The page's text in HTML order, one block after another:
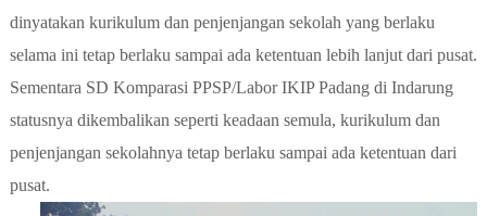
dinyatakan kurikulum dan penjenjangan sekolah yang berlaku
selama ini tetap berlaku sampai ada ketentuan lebih lanjut dari pusat.
Sementara SD Komparasi PPSP/Labor IKIP Padang di Indarung
statusnya dikembalikan seperti keadaan semula, kurikulum dan
penjenjangan sekolahnya tetap berlaku sampai ada ketentuan dari
pusat.